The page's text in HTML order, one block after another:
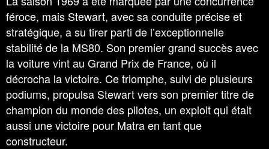
féroce, mais Stewart, avec sa conduite précise et
stratégique, a su tirer parti de l’exceptionnelle
stabilité de la MS80. Son premier grand succès avec
la voiture vint au Grand Prix de France, où il
décrocha la victoire. Ce triomphe, suivi de plusieurs
podiums, propulsa Stewart vers son premier titre de
champion du monde des pilotes, un exploit qui était
aussi une victoire pour Matra en tant que
constructeur.